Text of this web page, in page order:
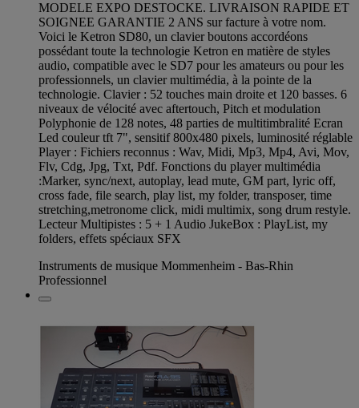
MODELE EXPO DESTOCKE. LIVRAISON RAPIDE ET
SOIGNEE GARANTIE 2 ANS sur facture à votre nom.
Voici le Ketron SD80, un clavier boutons accordéons
possédant toute la technologie Ketron en matière de styles
audio, compatible avec le SD7 pour les amateurs ou pour les
professionnels, un clavier multimédia, à la pointe de la
technologie. Clavier : 52 touches main droite et 120 basses. 6
niveaux de vélocité avec aftertouch, Pitch et modulation
Polyphonie de 128 notes, 48 parties de multitimbralité Ecran
Led couleur tft 7", sensitif 800x480 pixels, luminosité réglable
Player : Fichiers reconnus : Wav, Midi, Mp3, Mp4, Avi, Mov,
Flv, Cdg, Jpg, Txt, Pdf. Fonctions du player multimédia
:Marker, sync/next, autoplay, lead mute, GM part, lyric off,
cross fade, file search, play list, my folder, transposer, time
stretching,metronome click, midi multimix, song drum restyle.
Lecteur Multipistes : 5 + 1 Audio JukeBox : PlayList, my
folders, effets spéciaux SFX
Instruments de musique Mommenheim - Bas-Rhin
Professionnel